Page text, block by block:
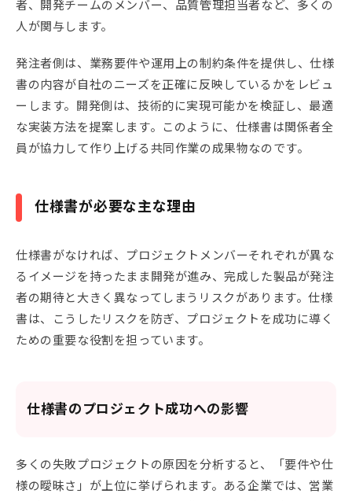
者、開発チームのメンバー、品質管理担当者など、多くの
人が関与します。
発注者側は、業務要件や運用上の制約条件を提供し、仕様
書の内容が自社のニーズを正確に反映しているかをレビュ
ーします。開発側は、技術的に実現可能かを検証し、最適
な実装方法を提案します。このように、仕様書は関係者全
員が協力して作り上げる共同作業の成果物なのです。
仕様書が必要な主な理由
仕様書がなければ、プロジェクトメンバーそれぞれが異な
るイメージを持ったまま開発が進み、完成した製品が発注
者の期待と大きく異なってしまうリスクがあります。仕様
書は、こうしたリスクを防ぎ、プロジェクトを成功に導く
ための重要な役割を担っています。
仕様書のプロジェクト成功への影響
多くの失敗プロジェクトの原因を分析すると、「要件や仕
様の曖昧さ」が上位に挙げられます。ある企業では、営業